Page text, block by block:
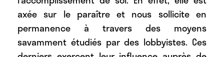
axée sur le paraître et nous sollicite en
permanence à travers des moyens
savamment étudiés par des lobbyistes. Ces